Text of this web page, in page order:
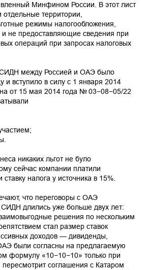
Минфином России. В этот лист
территории,
режимы налогообложения,
не предоставляющие сведения при
операций при запросах налоговых
между Россией и ОАЭ было
и вступило в силу с 1 января 2014
от 15 мая 2014 года № 03−08−05/22
никаких льгот не було
сейчас компании платили
налога у источника в 15%.
что переговоры с ОАЭ
длились уже больше двух лет:
решения по нескольким
стал размер ставок
доходов — дивиденды,
были согласны на предлагаемую
формулу «10−10−10» только при
пересмотрит соглашения с Катаром